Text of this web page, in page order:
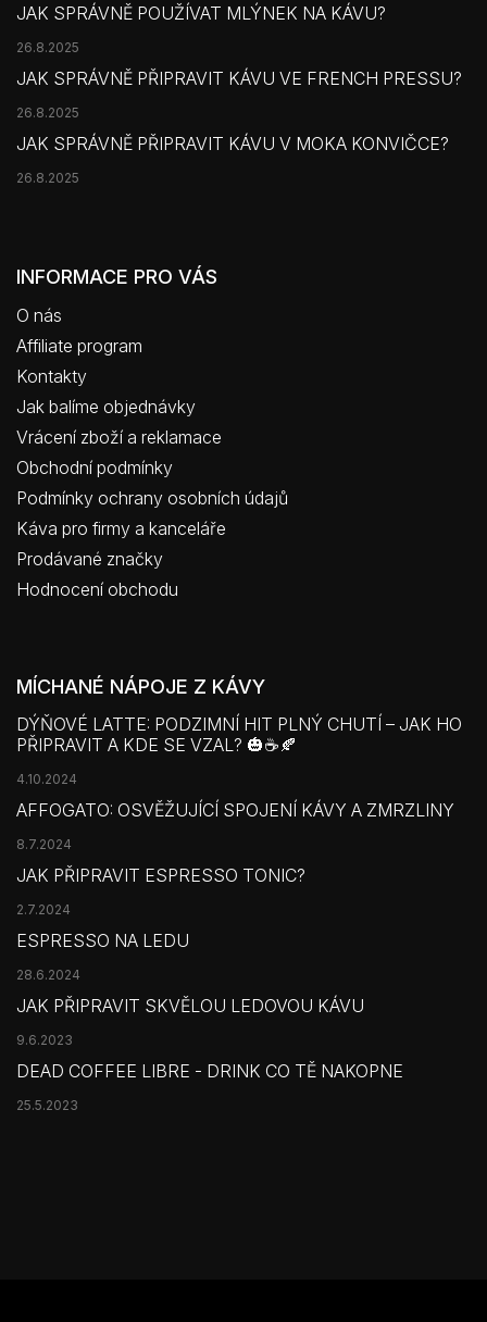
JAK SPRÁVNĚ POUŽÍVAT MLÝNEK NA KÁVU?
26.8.2025
JAK SPRÁVNĚ PŘIPRAVIT KÁVU VE FRENCH PRESSU?
26.8.2025
JAK SPRÁVNĚ PŘIPRAVIT KÁVU V MOKA KONVIČCE?
26.8.2025
INFORMACE PRO VÁS
O nás
Affiliate program
Kontakty
Jak balíme objednávky
Vrácení zboží a reklamace
Obchodní podmínky
Podmínky ochrany osobních údajů
Káva pro firmy a kanceláře
Prodávané značky
Hodnocení obchodu
MÍCHANÉ NÁPOJE Z KÁVY
DÝŇOVÉ LATTE: PODZIMNÍ HIT PLNÝ CHUTÍ – JAK HO
PŘIPRAVIT A KDE SE VZAL? 🎃☕🍂
4.10.2024
AFFOGATO: OSVĚŽUJÍCÍ SPOJENÍ KÁVY A ZMRZLINY
8.7.2024
JAK PŘIPRAVIT ESPRESSO TONIC?
2.7.2024
ESPRESSO NA LEDU
28.6.2024
JAK PŘIPRAVIT SKVĚLOU LEDOVOU KÁVU
9.6.2023
DEAD COFFEE LIBRE - DRINK CO TĚ NAKOPNE
25.5.2023